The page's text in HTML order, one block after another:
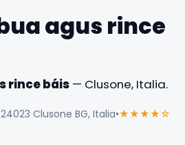
agus rince
rince báis — Clusone, Italia.
Clusone BG, Italia•★★★★☆